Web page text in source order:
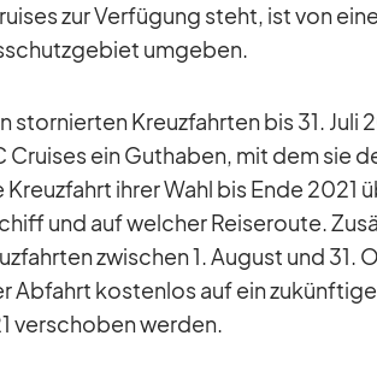
zur Ver­fü­gung steht, ist von
um­ge­ben.
stor­nier­ten Kreuz­fahr­ten bis 31.
Crui­ses ein Gut­ha­ben, mit dem sie
ih­rer Wahl bis Ende 2021
und auf wel­cher Rei­se­route.
zwi­schen 1. Au­gust und 31.
Ab­fahrt kos­ten­los auf ein
ver­scho­ben wer­den.